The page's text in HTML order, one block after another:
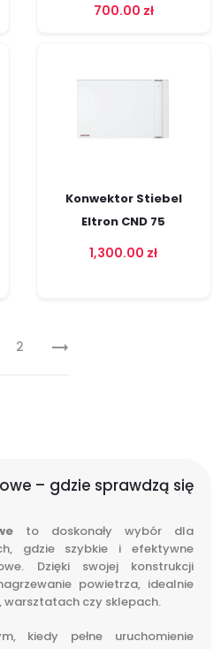
700.00 zł
Konwektor Stiebel
Eltron CND 75
1,300.00 zł
2
– gdzie sprawdzą się
to doskonały wybór dla
gdzie szybkie i efektywne
Dzięki swojej konstrukcji
powietrza, idealnie
warsztatach czy sklepach.
kiedy pełne uruchomienie